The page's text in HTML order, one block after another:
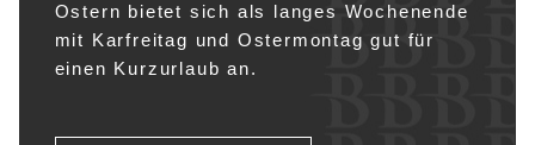
Ostern bietet sich als langes Wochenende
mit Karfreitag und Ostermontag gut für
einen Kurzurlaub an.